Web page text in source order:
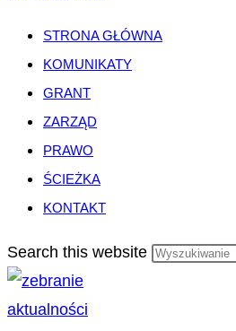
STRONA GŁÓWNA
KOMUNIKATY
GRANT
ZARZĄD
PRAWO
ŚCIEŻKA
KONTAKT
Search this website
aktualności